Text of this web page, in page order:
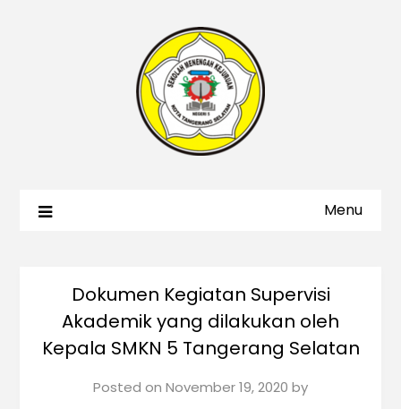
Menu
Dokumen Kegiatan Supervisi
Akademik yang dilakukan oleh
Kepala SMKN 5 Tangerang Selatan
Posted on November 19, 2020 by